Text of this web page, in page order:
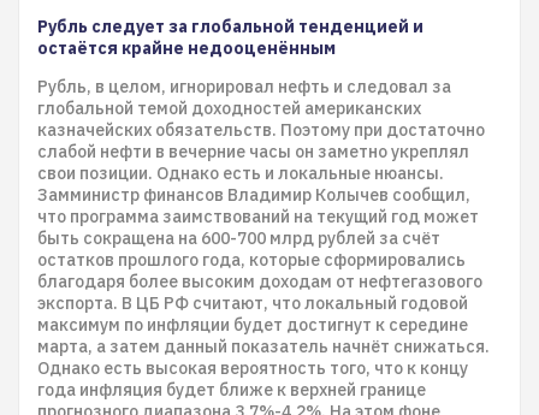
Рубль следует за глобальной тенденцией и
остаётся крайне недооценённым
Рубль, в целом, игнорировал нефть и следовал за
глобальной темой доходностей американских
казначейских обязательств. Поэтому при достаточно
слабой нефти в вечерние часы он заметно укреплял
свои позиции. Однако есть и локальные нюансы.
Замминистр финансов Владимир Колычев сообщил,
что программа заимствований на текущий год может
быть сокращена на 600-700 млрд рублей за счёт
остатков прошлого года, которые сформировались
благодаря более высоким доходам от нефтегазового
экспорта. В ЦБ РФ считают, что локальный годовой
максимум по инфляции будет достигнут к середине
марта, а затем данный показатель начнёт снижаться.
Однако есть высокая вероятность того, что к концу
года инфляция будет ближе к верхней границе